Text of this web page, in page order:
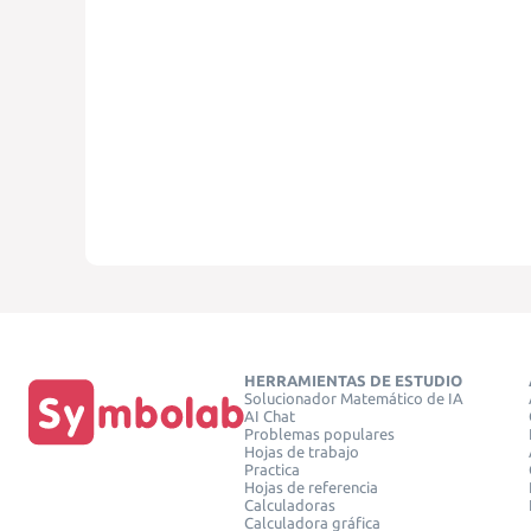
HERRAMIENTAS DE ESTUDIO
Solucionador Matemático de IA
AI Chat
Problemas populares
Hojas de trabajo
Practica
Hojas de referencia
Calculadoras
Calculadora gráfica